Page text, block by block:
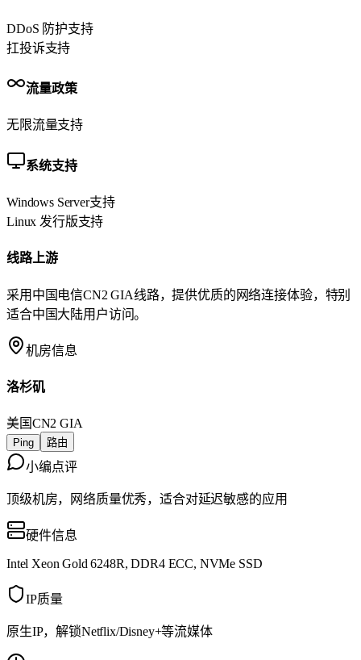
DDoS 防护支持
扛投诉支持
流量政策
无限流量支持
系统支持
Windows Server支持
Linux 发行版支持
线路上游
采用中国电信CN2 GIA线路，提供优质的网络连接体验，特别
适合中国大陆用户访问。
机房信息
洛杉矶
美国CN2 GIA
Ping 路由
小编点评
顶级机房，网络质量优秀，适合对延迟敏感的应用
硬件信息
Intel Xeon Gold 6248R, DDR4 ECC, NVMe SSD
IP质量
原生IP，解锁Netflix/Disney+等流媒体